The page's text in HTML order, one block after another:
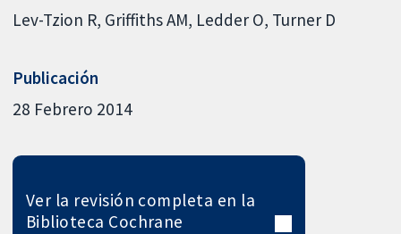
Lev-Tzion R Griffiths AM Ledder O Turner D
Publicación
28 Febrero 2014
Ver la revisión completa en la
Biblioteca Cochrane